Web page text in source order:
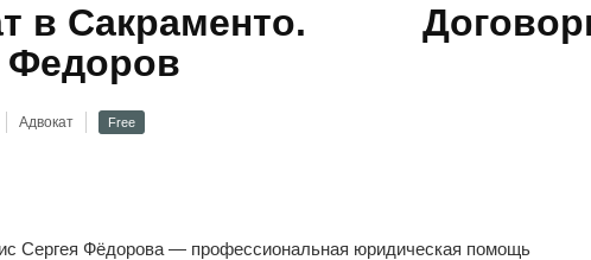
в Сакраменто.
Федоров
Адвокат Free
Сергея Фёдорова — профессиональная юридическая помощь